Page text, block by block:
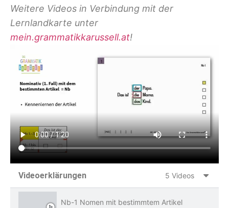
Weitere Videos in Verbindung mit der
Lernlandkarte unter
mein.grammatikkarussell.at!
Videoerklärungen 5 Videos
Nb-1 Nomen mit bestimmtem Artikel